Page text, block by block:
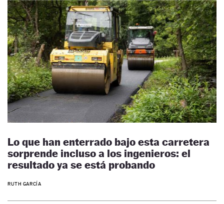
Lo que han enterrado bajo esta carretera
sorprende incluso a los ingenieros: el
resultado ya se está probando
RUTH GARCÍA